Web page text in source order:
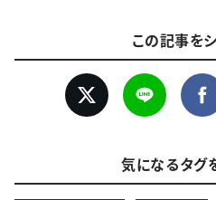
この記事を
気になるタグ